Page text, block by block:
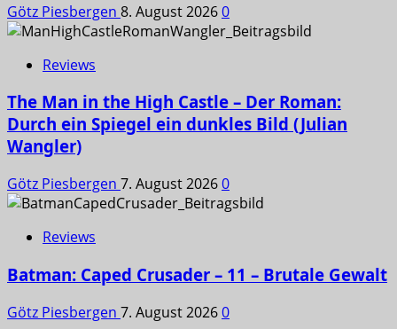
Götz Piesbergen 8. August 20260
Reviews
The Man in the High Castle – Der Roman:
Durch ein Spiegel ein dunkles Bild (Julian
Wangler)
Götz Piesbergen 7. August 20260
Reviews
Batman: Caped Crusader – 11 – Brutale Gewalt
Götz Piesbergen 7. August 20260